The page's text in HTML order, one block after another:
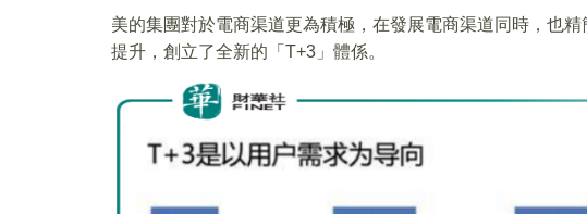
美的集團對於電商渠道更為積極，在發展電商渠道同時，也
提升，創立了全新的「T+3」體係。